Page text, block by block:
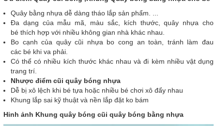
Quây bằng nhựa dễ dàng tháo lắp sản phẩm. ...
Đa dạng của mẫu mã, màu sắc, kích thước, quây nhựa cho
bé thích hợp với nhiều không gian nhà khác nhau.
Bo cạnh của quây cũi nhựa bo cong an toàn, tránh làm đau
các bé khi va phải.
Có thể có nhiều kích thước khác nhau và đi kèm nhiều vật dụng
trang trí.
Nhược điểm cũi quây bóng nhựa
Dễ bị xô lệch khi bé tựa hoặc nhiều bé chơi xô đẩy nhau
Khung lắp sai kỹ thuật và nền lắp đặt ko bám
Hinh ảnh Khung quây bóng cũi quây bóng bằng nhựa